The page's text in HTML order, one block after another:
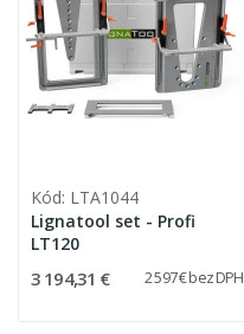
Kód: LTA1044
Lignatool set - Profi
LT120
3 194,31 € 2 597 € bez DPH